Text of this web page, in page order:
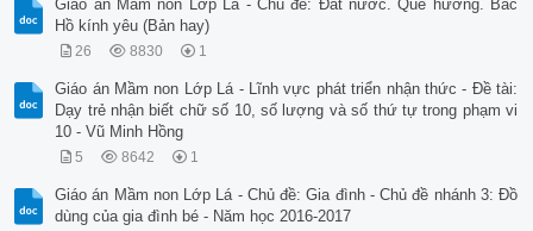
Giáo án Mầm non Lớp Lá - Chủ đề: Đất nước. Quê hương. Bác
Hồ kính yêu (Bản hay)
26 8830 1
Giáo án Mầm non Lớp Lá - Lĩnh vực phát triển nhận thức - Đề tài:
Dạy trẻ nhận biết chữ số 10, số lượng và số thứ tự trong phạm vi
10 - Vũ Minh Hồng
5 8642 1
Giáo án Mầm non Lớp Lá - Chủ đề: Gia đình - Chủ đề nhánh 3: Đồ
dùng của gia đình bé - Năm học 2016-2017